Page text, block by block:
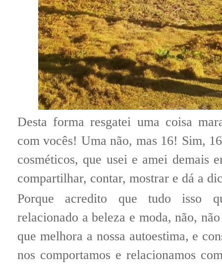
Desta forma resgatei uma coisa
com vocês! Uma não, mas 16! Sim,
cosméticos, que usei e amei demais
compartilhar, contar, mostrar e dá a
Porque acredito que tudo isso
relacionado a beleza e moda, não,
que melhora a nossa autoestima, e
nos comportamos e relacionamos